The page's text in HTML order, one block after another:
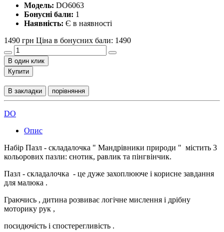
Модель: DO6063
Бонусні бали: 1
Наявність: Є в наявності
1490 грн Ціна в бонусних бали: 1490
В один клик
Купити
В закладки порівняння
DO
Опис
Набір Пазл - складалочка " Мандрівники природи " містить 3
кольорових пазли: єнотик, равлик та пінгвінчик.
Пазл - складалочка - це дуже захоплююче і корисне завдання
для малюка .
Граючись , дитина розвиває логічне мислення і дрібну
моторику рук ,
посидючість і спостерегливість .